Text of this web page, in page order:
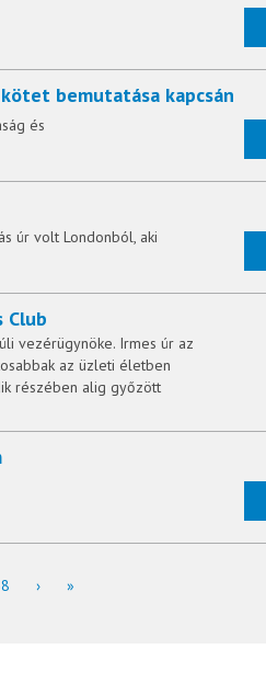
bemutatása kapcsán
és
úr volt Londonból, aki
Club
vezérügynöke. Irmes úr az
az üzleti életben
részében alig győzött
› »